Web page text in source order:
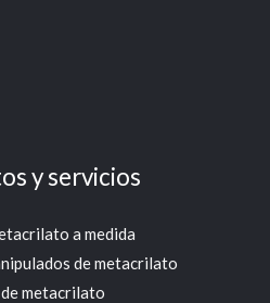
y servicios
a medida
de metacrilato
metacrilato